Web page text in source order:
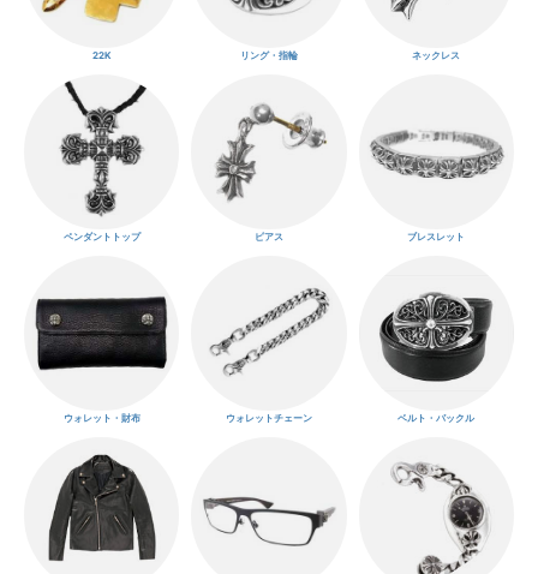
22K リング・指輪 ネックレス
ペンダントトップ ピアス ブレスレット
ウォレット・財布 ウォレットチェーン ベルト・バックル